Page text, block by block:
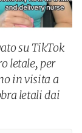
su TikTok
letale, per
in visita a
letali dai